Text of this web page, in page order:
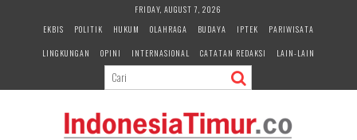
FRIDAY, AUGUST 7, 2026
EKBIS
POLITIK HUKUM OLAHRAGA BUDAYA IPTEK
PARIWISATA
LINGKUNGAN
OPINI INTERNASIONAL CATATAN REDAKSI LAIN-LAIN